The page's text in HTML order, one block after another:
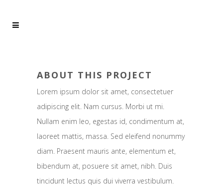
ABOUT THIS PROJECT
Lorem ipsum dolor sit amet, consectetuer
adipiscing elit. Nam cursus. Morbi ut mi.
Nullam enim leo, egestas id, condimentum at,
laoreet mattis, massa. Sed eleifend nonummy
diam. Praesent mauris ante, elementum et,
bibendum at, posuere sit amet, nibh. Duis
tincidunt lectus quis dui viverra vestibulum.